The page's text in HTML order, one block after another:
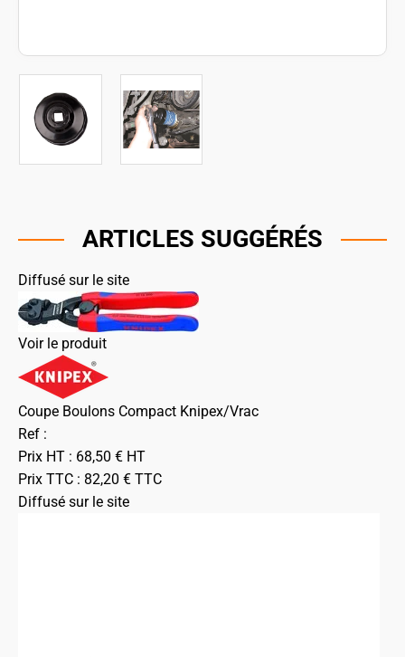
ARTICLES SUGGÉRÉS
Diffusé sur le site
Voir le produit
Coupe Boulons Compact Knipex/Vrac
Ref :
Prix HT : 68,50 € HT
Prix TTC : 82,20 € TTC
Diffusé sur le site